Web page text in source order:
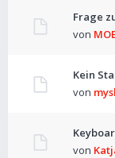
Frage
von
Kein
von
von